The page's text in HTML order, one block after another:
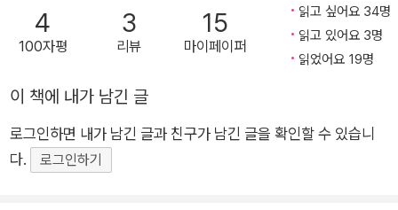
탐사선으로, 로제타석이 이집트 상형 문자를 해독하는 데 결정적
실마리를 제공했던 것처럼, 로제타호 역시 혜성 탐사를 통해 태양
다. 혜성은 인류 역사상 밤하늘에서 목격할 수 있는 최고의 장관
중 하나였다. 혜성이 지나간 자리에는 공포와 두려움, 신화와 예
언, 시와 그림, 그리고 호기심과 의문이 남았다. 특히 과학자들은
뉴턴 역학의 살아 있는 증거로, 태양계의 시원 물질을 고스란히
4
100자평
3
리뷰
15
마이페이퍼
읽고 싶어요 34명
읽고 있어요 3명
읽었어요 19명
이 책에 내가 남긴 글
로그인하면 내가 남긴 글과 친구가 남긴 글을 확인할 수 있습니
다.
로그인하기